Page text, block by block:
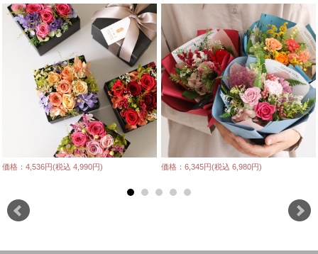
価格：4,536円(税込 4,990円) 価格：6,345円(税込 6,980円)